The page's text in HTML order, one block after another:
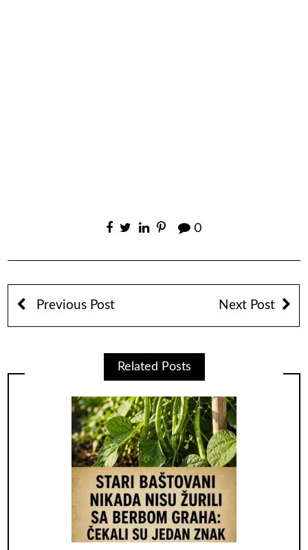
0
Previous Post Next Post
Related Posts